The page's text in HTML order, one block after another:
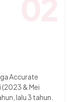
Accurate
& Mei
lalu 3 tahun.